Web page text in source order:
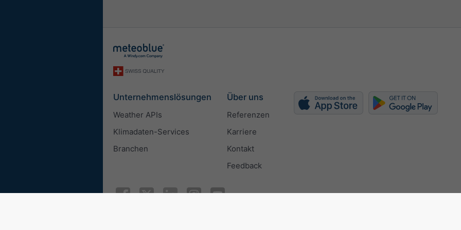
Unternehmenslösungen
Weather APIs
Klimadaten-Services
Branchen
Über uns
Referenzen
Karriere
Kontakt
Feedback